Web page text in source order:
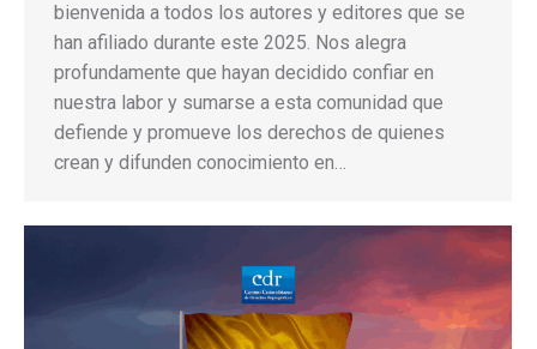
bienvenida a todos los autores y editores que se
han afiliado durante este 2025. Nos alegra
profundamente que hayan decidido confiar en
nuestra labor y sumarse a esta comunidad que
defiende y promueve los derechos de quienes
crean y difunden conocimiento en…